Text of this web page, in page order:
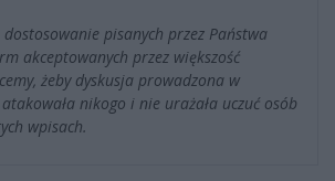
pisanych przez Państwa
akceptowanych przez większość
żeby dyskusja prowadzona w
nikogo i nie urażała uczuć osób
wpisach.